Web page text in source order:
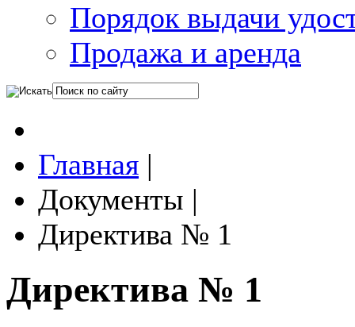
Порядок выдачи
Продажа и аренда
Главная |
Документы |
Директива № 1
Директива № 1